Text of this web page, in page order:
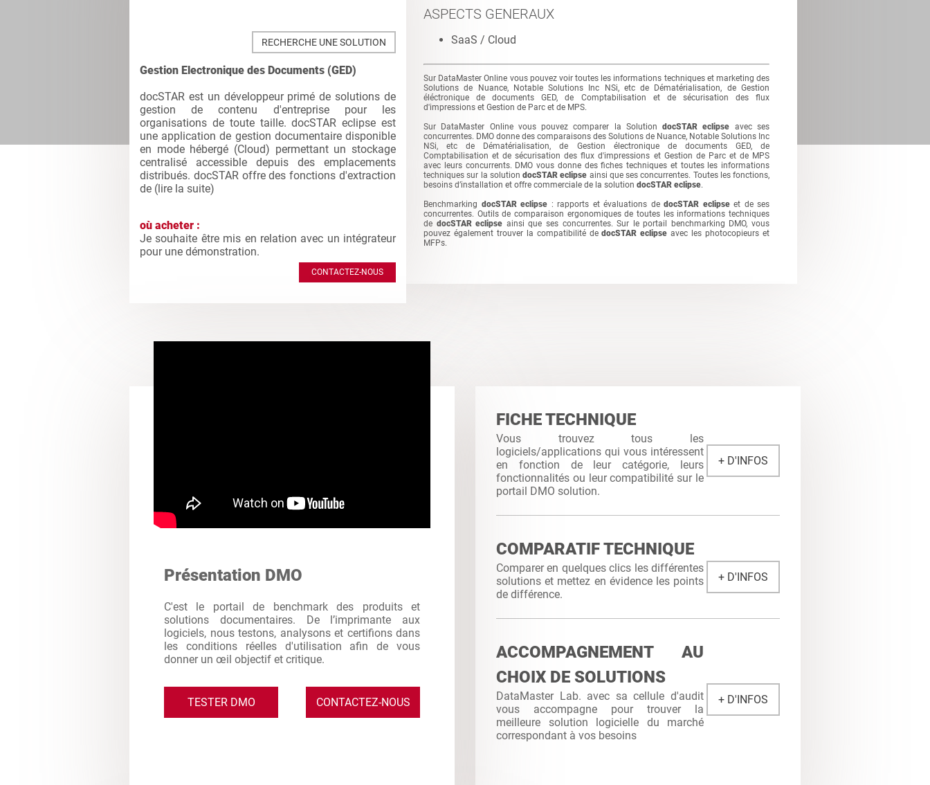
RECHERCHE UNE SOLUTION
Gestion Electronique des Documents (GED)
docSTAR est un développeur primé de solutions de
gestion de contenu d'entreprise pour les
organisations de toute taille. docSTAR eclipse est
une application de gestion documentaire disponible
en mode hébergé (Cloud) permettant un stockage
centralisé accessible depuis des emplacements
distribués. docSTAR offre des fonctions d'extraction
de (lire la suite)
où acheter :
Je souhaite être mis en relation avec un intégrateur
pour une démonstration.
CONTACTEZ-NOUS
ASPECTS GENERAUX
SaaS / Cloud
Sur DataMaster Online vous pouvez voir toutes les informations techniques et marketing des
Solutions de Nuance, Notable Solutions Inc NSi, etc de Dématérialisation, de Gestion
éléctronique de documents GED, de Comptabilisation et de sécurisation des flux
d'impressions et Gestion de Parc et de MPS.
Sur DataMaster Online vous pouvez comparer la SolutiondocSTAR eclipse avec ses
concurrentes. DMO donne des comparaisons des Solutions de Nuance, Notable Solutions Inc
NSi, etc de Dématérialisation, de Gestion électronique de documents GED, de
Comptabilisation et de sécurisation des flux d'impressions et Gestion de Parc et de MPS
avec leurs concurrents. DMO vous donne des fiches techniques et toutes les informations
techniques sur la solution docSTAR eclipse ainsi que ses concurrentes. Toutes les fonctions,
besoins d’installation et offre commerciale de la solution docSTAR eclipse.
Benchmarking docSTAR eclipse : rapports et évaluations de docSTAR eclipseet de ses
concurrentes. Outils de comparaison ergonomiques de toutes les informations techniques
de docSTAR eclipse ainsi que ses concurrentes. Sur le portail benchmarking DMO, vous
pouvez également trouver la compatibilité dedocSTAR eclipse avec les photocopieurs et
MFPs.
Présentation DMO
C'est le portail de benchmark des produits et
solutions documentaires. De l’imprimante aux
logiciels, nous testons, analysons et certifions dans
les conditions réelles d'utilisation afin de vous
donner un œil objectif et critique.
TESTER DMO CONTACTEZ-NOUS
FICHE TECHNIQUE
Vous trouvez tous les
logiciels/applications qui vous intéressent
en fonction de leur catégorie, leurs
fonctionnalités ou leur compatibilité sur le
portail DMO solution.
+ D'INFOS
COMPARATIF TECHNIQUE
Comparer en quelques clics les différentes
solutions et mettez en évidence les points
de différence.
+ D'INFOS
ACCOMPAGNEMENT AU
CHOIX DE SOLUTIONS
DataMaster Lab. avec sa cellule d'audit
vous accompagne pour trouver la
meilleure solution logicielle du marché
correspondant à vos besoins
+ D'INFOS